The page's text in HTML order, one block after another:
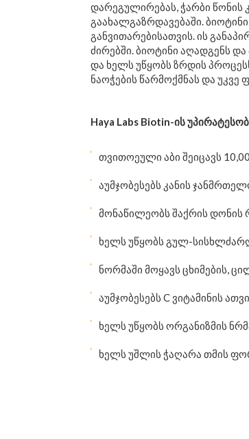
დარეგულირებას, ჭარბი წონის
გაახალგაზრდავებაში.
განვითარებისათვის. ის
ძირებში. ბიოტინი აღადგენს
და ხელს უწყობს ზრდის
ნაოჭების წარმოქმნას და
Haya Labs Biotin-ის
თვითოეული აბი შეიცავს
აუმჯობესებს კანის
მონაწილეობს შაქრის დონის
ხელს უწყობს გულ-
ნორმაში მოყავს ცხიმების,
აუმჯობესებს C ვიტამინის
ხელს უწყობს ორგანიზმის
ხელს უშლის ჭაღარა თმის